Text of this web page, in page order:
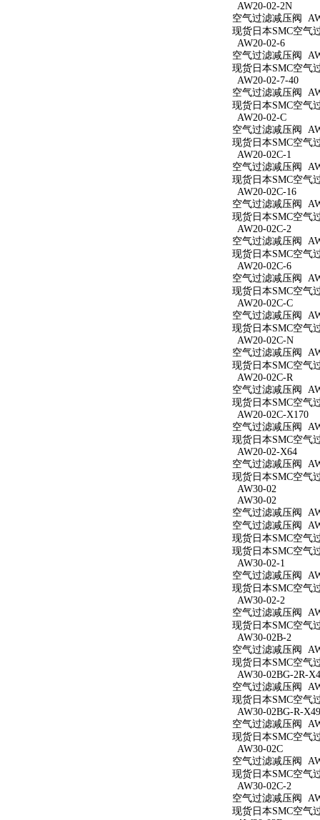
AW20-02-2N
空气过滤减压阀
现货日本SMC空气
AW20-02-6
空气过滤减压阀
现货日本SMC空气
AW20-02-7-40
空气过滤减压阀
现货日本SMC空气
AW20-02-C
空气过滤减压阀
现货日本SMC空气
AW20-02C-1
空气过滤减压阀
现货日本SMC空气
AW20-02C-16
空气过滤减压阀
现货日本SMC空气
AW20-02C-2
空气过滤减压阀
现货日本SMC空气
AW20-02C-6
空气过滤减压阀
现货日本SMC空气
AW20-02C-C
空气过滤减压阀
现货日本SMC空气
AW20-02C-N
空气过滤减压阀
现货日本SMC空气
AW20-02C-R
空气过滤减压阀
现货日本SMC空气
AW20-02C-X170
空气过滤减压阀
现货日本SMC空气
AW20-02-X64
空气过滤减压阀
现货日本SMC空气
AW30-02
AW30-02
空气过滤减压阀
空气过滤减压阀
现货日本SMC空气
现货日本SMC空气
AW30-02-1
空气过滤减压阀
现货日本SMC空气
AW30-02-2
空气过滤减压阀
现货日本SMC空气
AW30-02B-2
空气过滤减压阀
现货日本SMC空气
AW30-02BG-2R-
空气过滤减压阀
现货日本SMC空气
AW30-02BG-R-
空气过滤减压阀
现货日本SMC空气
AW30-02C
空气过滤减压阀
现货日本SMC空气
AW30-02C-2
空气过滤减压阀
现货日本SMC空气